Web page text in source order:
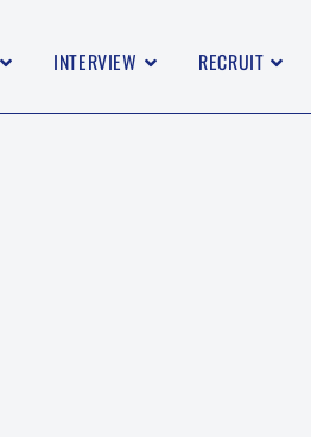
INTERVIEW RECRUIT